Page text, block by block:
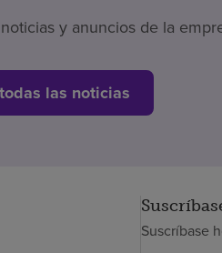
y anuncios de la
las noticias
Suscríbase